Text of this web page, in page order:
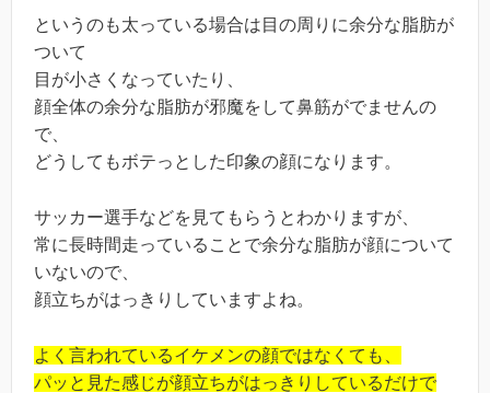
というのも太っている場合は目の周りに余分な脂肪が
ついて
目が小さくなっていたり、
顔全体の余分な脂肪が邪魔をして鼻筋がでませんの
で、
どうしてもボテっとした印象の顔になります。
サッカー選手などを見てもらうとわかりますが、
常に長時間走っていることで余分な脂肪が顔について
いないので、
顔立ちがはっきりしていますよね。
よく言われているイケメンの顔ではなくても、
パッと見た感じが顔立ちがはっきりしているだけで